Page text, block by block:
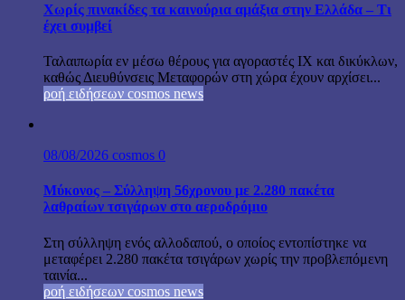
Χωρίς πινακίδες τα καινούρια αμάξια στην Ελλάδα – Τι
έχει συμβεί
Ταλαιπωρία εν μέσω θέρους για αγοραστές ΙΧ και δικύκλων,
καθώς Διευθύνσεις Μεταφορών στη χώρα έχουν αρχίσει...
ροή ειδήσεων cosmos news
08/08/2026 cosmos 0
Μύκονος – Σύλληψη 56χρονου με 2.280 πακέτα
λαθραίων τσιγάρων στο αεροδρόμιο
Στη σύλληψη ενός αλλοδαπού, ο οποίος εντοπίστηκε να
μεταφέρει 2.280 πακέτα τσιγάρων χωρίς την προβλεπόμενη
ταινία...
ροή ειδήσεων cosmos news